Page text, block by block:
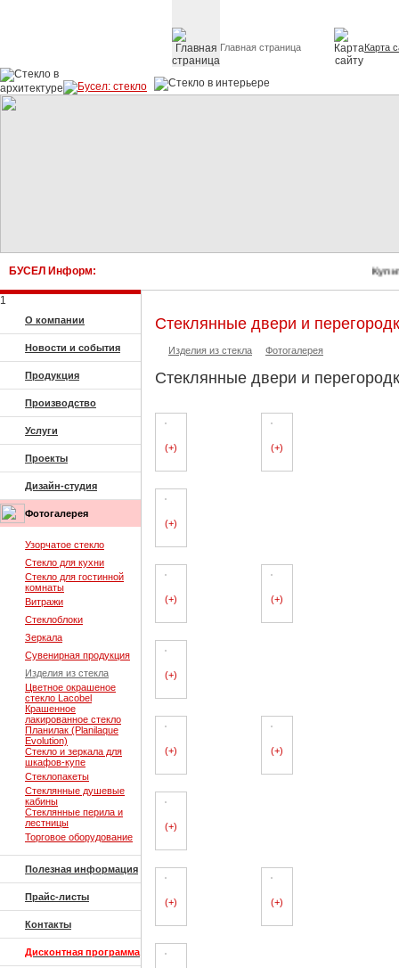
Главная страница Карта
БУСЕЛ Информ:
1
О компании
Новости и события
Продукция
Производство
Услуги
Проекты
Дизайн-студия
Фотогалерея
Узорчатое стекло
Стекло для кухни
Стекло для гостинной
комнаты
Витражи
Стеклоблоки
Зеркала
Сувенирная продукция
Изделия из стекла
Цветное окрашеное
стекло Lacobel
Крашенное
лакированное стекло
Планилак (Planilaque
Evolution)
Стекло и зеркала для
шкафов-купе
Стеклопакеты
Стеклянные душевые
кабины
Стеклянные перила и
лестницы
Торговое оборудование
Полезная информация
Прайс-листы
Контакты
Дисконтная программа
Стеклянные двери и
Изделия из стекла Фотогалерея
Стеклянные двери и
(+) (+)
(+)
(+) (+)
(+)
(+) (+)
(+)
(+) (+)